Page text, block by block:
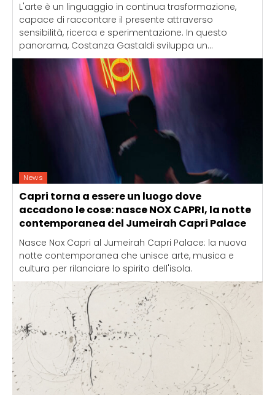
L'arte è un linguaggio in continua trasformazione,
capace di raccontare il presente attraverso
sensibilità, ricerca e sperimentazione. In questo
panorama, Costanza Gastaldi sviluppa un...
News
Capri torna a essere un luogo dove
accadono le cose: nasce NOX CAPRI, la notte
contemporanea del Jumeirah Capri Palace
Nasce Nox Capri al Jumeirah Capri Palace: la nuova
notte contemporanea che unisce arte, musica e
cultura per rilanciare lo spirito dell'isola.